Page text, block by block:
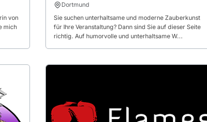
von
mich
Dortmund
Sie suchen unterhaltsame und moderne Zauberkunst
für Ihre Veranstaltung? Dann sind Sie auf dieser Seite
richtig. Auf humorvolle und unterhaltsame W...